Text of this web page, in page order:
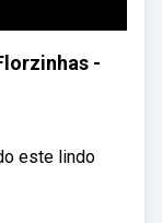
-
este lindo